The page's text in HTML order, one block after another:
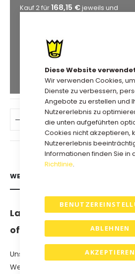
Diese Website
Wir verwenden Cookies,
Dienste zu verbessern,
Angebote zu erstellen und
Nutzererlebnis zu
die unten aufgeführten
Cookies nicht akzeptieren,
Nutzererlebnis
Informationen finden Sie in
Richtlinie.
AKZEPTIEREN
ABLEHNEN
Kauf 2 für168,15 €jeweils und
%
Kauf 10 für
jeweils und
10%
IN DEN
WEITERE INFORMATIONEN
Langlebig und stilvoll:
offene Geschenkboxen
Unsere umweltfreundlichen
Wellpappe bieten die perfekte